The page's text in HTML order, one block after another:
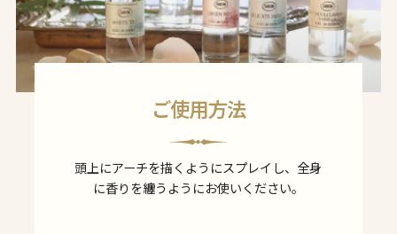
ご使用方法
頭上にアーチを描くようにスプレイし、全身
に香りを纏うようにお使いください。